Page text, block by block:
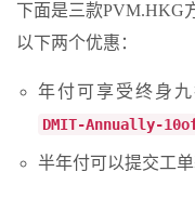
下面是三款PVM.HKG
以下两个优惠：
年付可享受终身
DMIT-Annually-
半年付可以提交工